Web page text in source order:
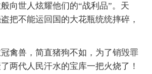
向世人炫耀他们的“战利品”。天
把不能运回国的大花瓶统统摔碎，
禽兽，简直猪狗不如，为了销毁罪
两代人民汗水的宝库一把火烧了！